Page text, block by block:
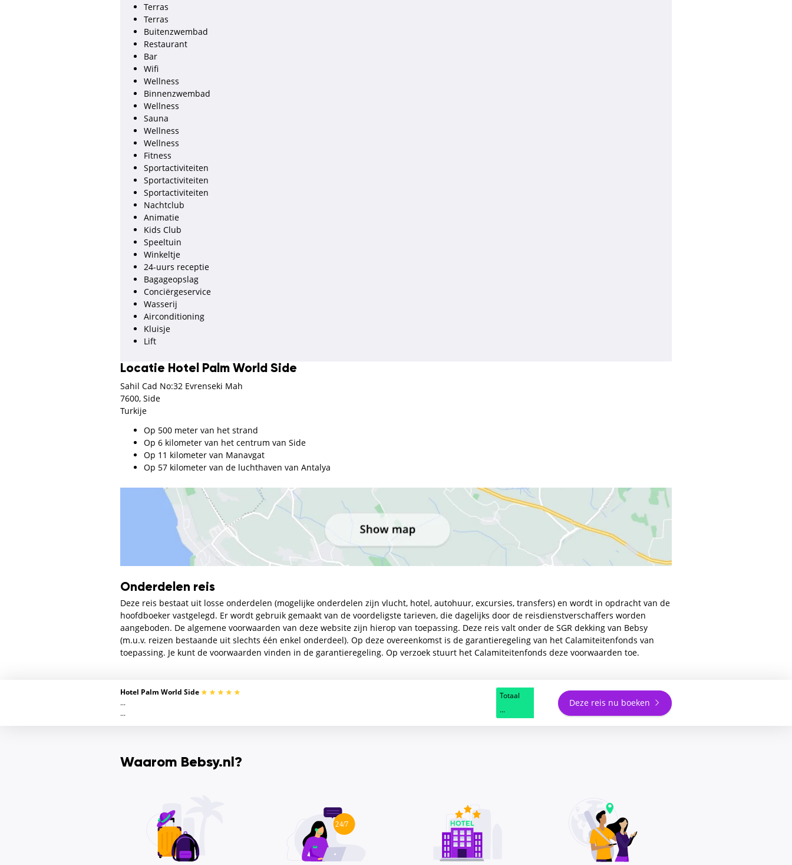
Terras
Terras
Buitenzwembad
Restaurant
Bar
Wifi
Wellness
Binnenzwembad
Wellness
Sauna
Wellness
Wellness
Fitness
Sportactiviteiten
Sportactiviteiten
Sportactiviteiten
Nachtclub
Animatie
Kids Club
Speeltuin
Winkeltje
24-uurs receptie
Bagageopslag
Conciërgeservice
Wasserij
Airconditioning
Kluisje
Lift
Locatie Hotel Palm World Side
Sahil Cad No:32 Evrenseki Mah
7600, Side
Turkije
Op 500 meter van het strand
Op 6 kilometer van het centrum van Side
Op 11 kilometer van Manavgat
Op 57 kilometer van de luchthaven van Antalya
Onderdelen reis
Deze reis bestaat uit losse onderdelen (mogelijke onderdelen zijn vlucht, hotel, autohuur, excursies, transfers) en wordt in opdracht van de
hoofdboeker vastgelegd. Er wordt gebruik gemaakt van de voordeligste tarieven, die dagelijks door de reisdienstverschaffers worden
aangeboden. De algemene voorwaarden van deze website zijn hierop van toepassing. Deze reis valt onder de SGR dekking van Bebsy
(m.u.v. reizen bestaande uit slechts één enkel onderdeel). Op deze overeenkomst is de garantieregeling van het Calamiteitenfonds van
toepassing. Je kunt de voorwaarden vinden in de garantieregeling. Op verzoek stuurt het Calamiteitenfonds deze voorwaarden toe.
Hotel Palm World Side
...
...
Totaal
...
Deze reis nu boeken
Waarom Bebsy.nl?